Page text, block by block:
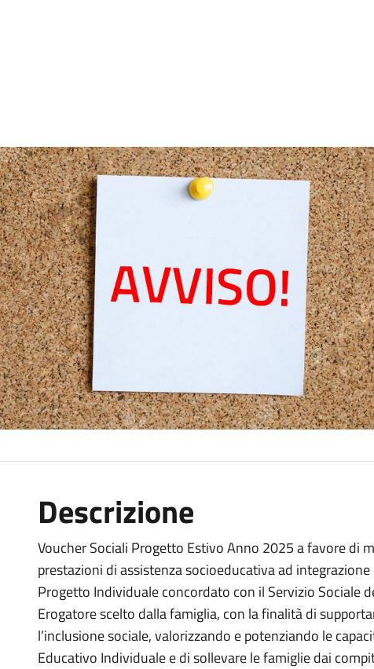
Descrizione
Voucher Sociali Progetto Estivo Anno 2025a favore di
prestazioni di assistenza socioeducativa ad
Progetto Individuale concordato con il Servizio Sociale
Erogatore scelto dalla famiglia, con la finalità di
l’inclusione sociale, valorizzando e potenziando le
Educativo Individuale e di sollevare le famiglie dai